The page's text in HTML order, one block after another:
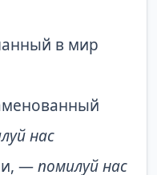
в мир
нас
—помилуй нас